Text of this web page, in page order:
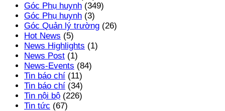
Góc Phụ huynh (349)
Góc Phụ huynh (3)
Góc Quản lý trường (26)
Hot News (5)
News Highlights (1)
News Post (1)
News-Events (84)
Tin báo chí (11)
Tin báo chí (34)
Tin nội bộ (226)
Tin tức (67)